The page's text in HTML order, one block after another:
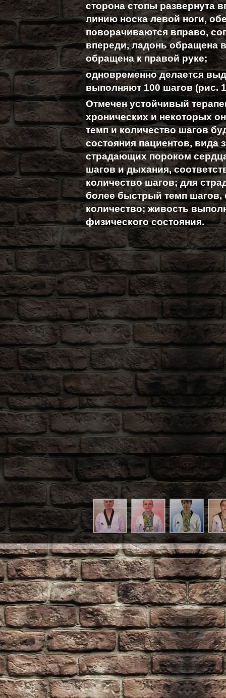
сторона стопы развернута
линию носка левой ноги,
поворачиваются вправо,
впереди, ладонь обращена
обращена к правой руке;
одновременно делается
выполняют 100 шагов (рис.
Отмечен устойчивый
хронических и некоторых
темп и количество шагов
состояния пациентов, вида
страдающих пороком
шагов и дыхания,
количество шагов; для
более быстрый темп шагов,
количество; живость
физического состояния.